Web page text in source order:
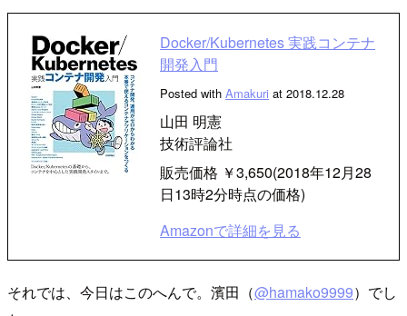
Docker/Kubernetes 実践コンテナ
開発入門
Posted with Amakuri at 2018.12.28
山田 明憲
技術評論社
販売価格 ￥3,650(2018年12月28
日13時2分時点の価格)
Amazonで詳細を見る
それでは、今日はこのへんで。濱田（@hamako9999）でし